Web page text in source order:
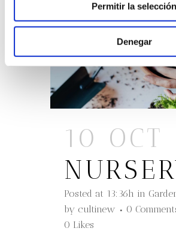
Permitir la selección
Denegar
10 OCT
Posted at 13:36h in
by cultinew
0
0 Likes